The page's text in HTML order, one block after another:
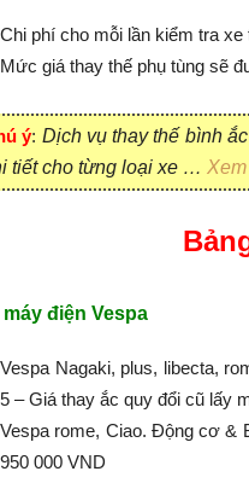
Chi phí cho mỗi lần kiểm tra
Mức giá thay thế phụ tùng sẽ
ý: Dịch vụ thay thế bình
tiết cho từng loại xe …
máy điện Vespa
Vespa Nagaki, plus, libecta,
5 – Giá thay ắc quy đổi cũ lấy
Vespa rome, Ciao. Động cơ &
950 000 VND